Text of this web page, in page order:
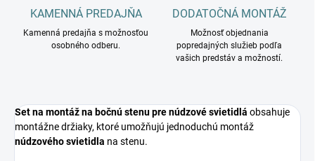
KAMENNÁ PREDAJŇA
Kamenná predajňa s možnosťou
osobného odberu.
DODATOČNÁ MONTÁŽ
Možnosť objednania
popredajných služieb podľa
vašich predstáv a možností.
Set na montáž na bočnú stenu pre núdzové svietidlá obsahuje
montážne držiaky, ktoré umožňujú jednoduchú montáž
núdzového svietidla na stenu.